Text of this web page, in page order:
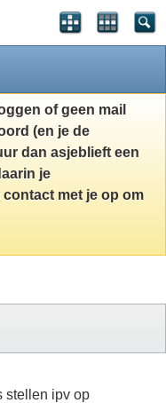
of geen mail
(en je de
dan asjeblieft een
je
met je op om
stellen ipv op